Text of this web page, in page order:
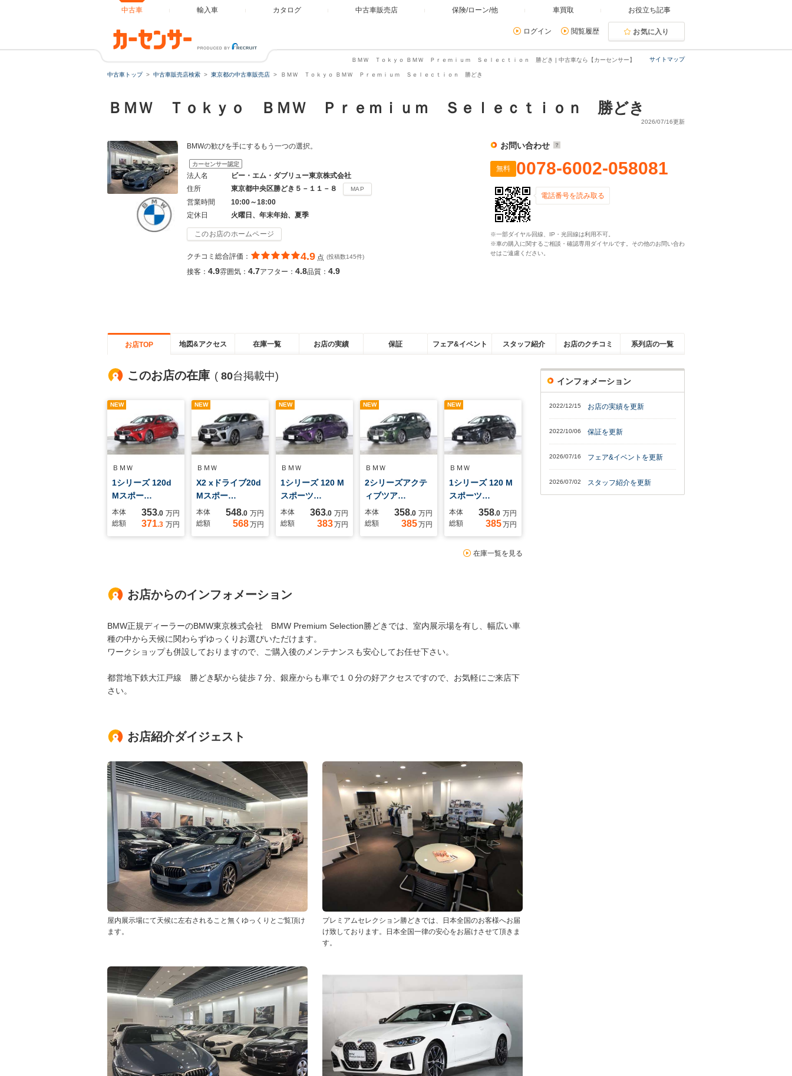
中古車 輸入車 カタログ 中古車販売店 保険/ローン/他 車買取 お役立ち記事
ログイン 閲覧履歴 お気に入り
サイトマップ
ＢＭＷ Ｔｏｋｙｏ ＢＭＷ Ｐｒｅｍｉｕｍ Ｓｅｌｅｃｔｉｏｎ 勝どき | 中古車なら【カーセンサー】
中古車トップ 中古車販売店検索 東京都の中古車販売店 ＢＭＷ Ｔｏｋｙｏ ＢＭＷ Ｐｒｅｍｉｕｍ Ｓｅｌｅｃｔｉｏｎ 勝どき
ＢＭＷ Ｔｏｋｙｏ ＢＭＷ Ｐｒｅｍｉｕｍ Ｓｅｌｅｃｔｉｏｎ 勝どき
2026/07/16更新
BMWの歓びを手にするもう一つの選択。
カーセンサー認定
法人名
ビー・エム・ダブリュー東京株式会社
住所
東京都中央区勝どき５－１１－８ MAP
営業時間
10:00～18:00
定休日
火曜日、年末年始、夏季
このお店のホームページ
クチコミ総合評価： 4.9 点 (投稿数145件)
接客： 4.9雰囲気： 4.7アフター： 4.8品質： 4.9
お問い合わせ
無料 0078-6002-058081
電話番号を読み取る
※一部ダイヤル回線、IP・光回線は利用不可。
※車の購入に関するご相談・確認専用ダイヤルです。その他のお問い合わ
せはご遠慮ください。
お店TOP 地図&アクセス 在庫一覧 お店の実績 保証 フェア&イベント スタッフ紹介 お店のクチコミ 系列店の一覧
このお店の在庫 ( 80台掲載中)
NEW
ＢＭＷ
1シリーズ 120d
Mスポー…
本体 353.0 万円
総額
371.3 万円
NEW
ＢＭＷ
X2 xドライブ20d
Mスポー…
本体 548.0 万円
総額
568万円
NEW
ＢＭＷ
1シリーズ 120 M
スポーツ…
本体 363.0 万円
総額
383万円
NEW
ＢＭＷ
2シリーズアクテ
ィブツア…
本体 358.0 万円
総額
385万円
NEW
ＢＭＷ
1シリーズ 120 M
スポーツ…
本体 358.0 万円
総額
385万円
在庫一覧を見る
お店からのインフォメーション
BMW正規ディーラーのBMW東京株式会社 BMW Premium Selection勝どきでは、室内展示場を有し、幅広い車
種の中から天候に関わらずゆっくりお選びいただけます。
ワークショップも併設しておりますので、ご購入後のメンテナンスも安心してお任せ下さい。
都営地下鉄大江戸線 勝どき駅から徒歩７分、銀座からも車で１０分の好アクセスですので、お気軽にご来店下
さい。
お店紹介ダイジェスト
屋内展示場にて天候に左右されること無くゆっくりとご覧頂け
ます。
プレミアムセレクション勝どきでは、日本全国のお客様へお届
け致しております。日本全国一律の安心をお届けさせて頂きま
す。
インフォメーション
2022/12/15 お店の実績を更新
2022/10/06 保証を更新
2026/07/16 フェア&イベントを更新
2026/07/02 スタッフ紹介を更新